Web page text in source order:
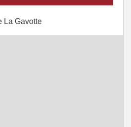
La Gavotte